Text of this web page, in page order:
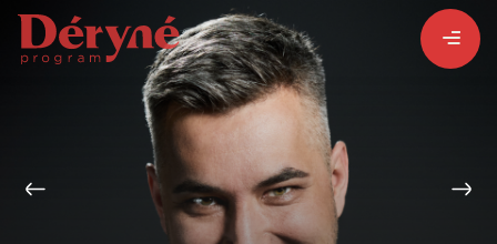
BEJELENTKEZEM
REGISZTRÁLOK